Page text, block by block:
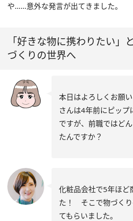
や……意外な発言が出てきました。
「好きな物に携わりたい」
づくりの世界へ
本日はよろしくお願
さんは4年前にピップ
ですが、前職ではど
たんですか？
化粧品会社で5年ほど
た！ そこで物づく
てもらいました。